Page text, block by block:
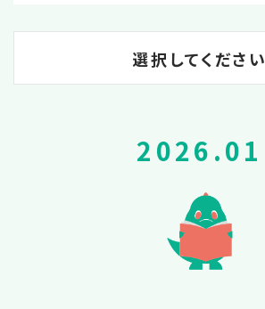
選択してください
2026.07
2026.06
2026.05
2026.01